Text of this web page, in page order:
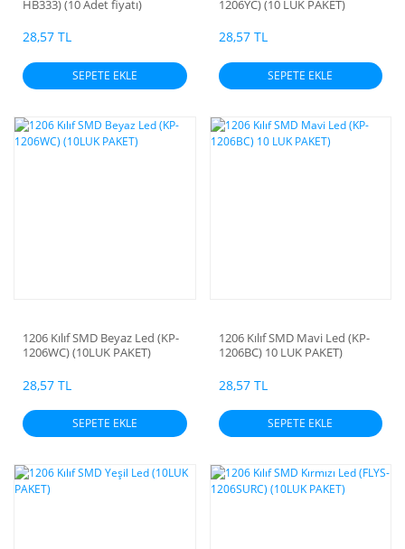
HB333) (10 Adet fiyatı)
28,57 TL
SEPETE EKLE
1206YC) (10 LUK PAKET)
28,57 TL
SEPETE EKLE
1206 Kılıf SMD Beyaz Led (KP-
1206WC) (10LUK PAKET)
28,57 TL
SEPETE EKLE
1206 Kılıf SMD Mavi Led (KP-
1206BC) 10 LUK PAKET)
28,57 TL
SEPETE EKLE